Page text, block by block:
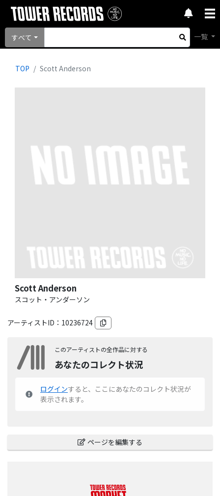
すべて 一覧
TOP Scott Anderson
Scott Anderson
スコット・アンダーソン
アーティストID： 10236724
このアーティストの全作品に対する
あなたのコレクト状況
ログインすると、ここにあなたのコレクト状況が
表示されます。
ページを編集する